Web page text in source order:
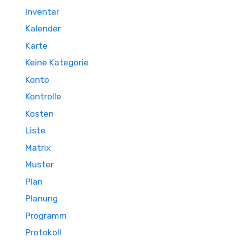
Inventar
Kalender
Karte
Keine Kategorie
Konto
Kontrolle
Kosten
Liste
Matrix
Muster
Plan
Planung
Programm
Protokoll